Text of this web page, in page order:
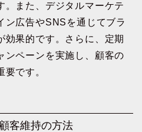
。また、デジタルマーケテ
ン広告やSNSを通じてブラ
効果的です。さらに、定期
ンペーンを実施し、顧客の
です。
客維持の方法